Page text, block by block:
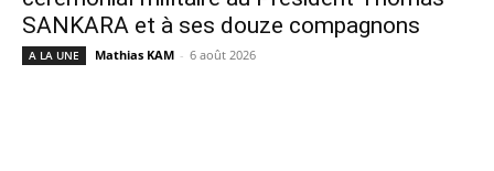
SANKARA et à ses douze compagnons
A LA UNE Mathias KAM - 6 août 2026